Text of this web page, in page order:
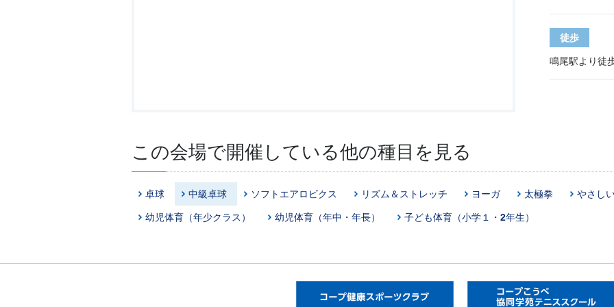
徒歩
鳴尾駅より徒
この会場で開催している他の種目を見る
卓球 中級卓球 ソフトエアロビクス リズム＆ストレッチ ヨーガ 太極拳 やさし
幼児体育（年少クラス） 幼児体育（年中・年長） 子ども体育（小学１・2年生）